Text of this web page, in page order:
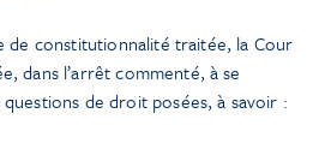
constitutionnalité traitée, la Cour
dans l’arrêt commenté, à se
de droit posées, à savoir :